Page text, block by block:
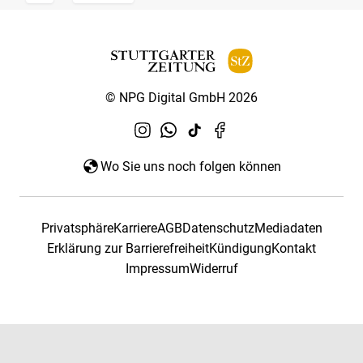
© NPG Digital GmbH 2026
Wo Sie uns noch folgen können
PrivatsphäreKarriereAGBDatenschutzMediadaten
Erklärung zur BarrierefreiheitKündigungKontakt
ImpressumWiderruf